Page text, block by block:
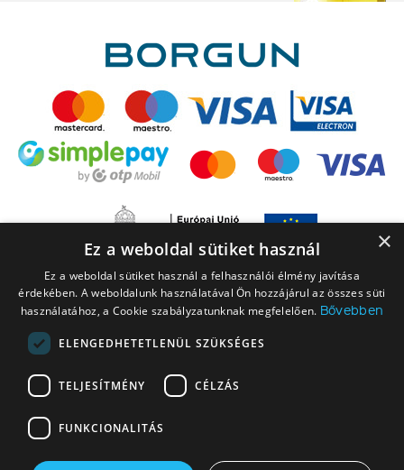
A LEGO elnevezés, a LEGO logó, a Minifigure, a DUPLO, a DUPLO logó, a
NINJAGO, a NINJAGO logó, a FRIENDS logó, a HIDDEN SIDE logó, a MINIFIGURES
logó, a MINDSTORMS, a MINDSTORMS logó, a VIDIYO, a NEXO KNIGHTS,
NEXO KNIGHTS logó, az EDITIONS logó és a SMART PLAY logó a The LEGO
×
Ez a weboldal sütiket használ
Ez a weboldal sütiket használ a felhasználói élmény javítása
érdekében. A weboldalunk használatával Ön hozzájárul az összes süti
használatához, a Cookie szabályzatunknak megfelelően. Bővebben
ELENGEDHETETLENÜL SZÜKSÉGES
TELJESÍTMÉNY CÉLZÁS
FUNKCIONALITÁS